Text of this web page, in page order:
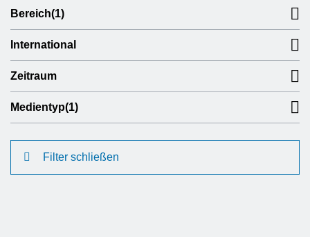
Bereich(1)
International
Zeitraum
Medientyp(1)
Filter schließen